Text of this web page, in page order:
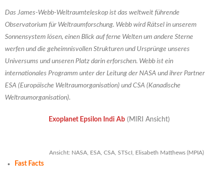
Das James-Webb-Weltraumteleskop ist das weltweit führende
Observatorium für Weltraumforschung. Webb wird Rätsel in unserem
Sonnensystem lösen, einen Blick auf ferne Welten um andere Sterne
werfen und die geheimnisvollen Strukturen und Ursprünge unseres
Universums und unseren Platz darin erforschen. Webb ist ein
internationales Programm unter der Leitung der NASA und ihrer Partner
ESA (Europäische Weltraumorganisation) und CSA (Kanadische
Weltraumorganisation).
Exoplanet Epsilon Indi Ab(MIRI Ansicht)
Ansicht: NASA, ESA, CSA, STScI, Elisabeth Matthews (MPIA)
Fast Facts